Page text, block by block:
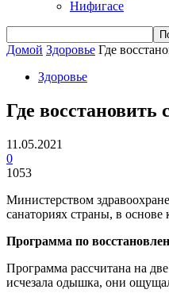
Нифигасе
Домой Здоровье Где
Здоровье
Где
11.05.2021
0
1053
Министерством
санаториях страны, в
Программа по
Программа рассчитана на
исчезала одышка, они